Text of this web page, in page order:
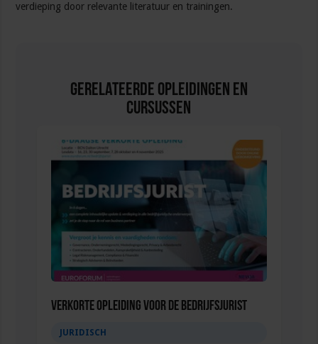
verdieping door relevante literatuur en trainingen.
Gerelateerde Opleidingen en
Cursussen
Verkorte opleiding voor de Bedrijfsjurist
JURIDISCH